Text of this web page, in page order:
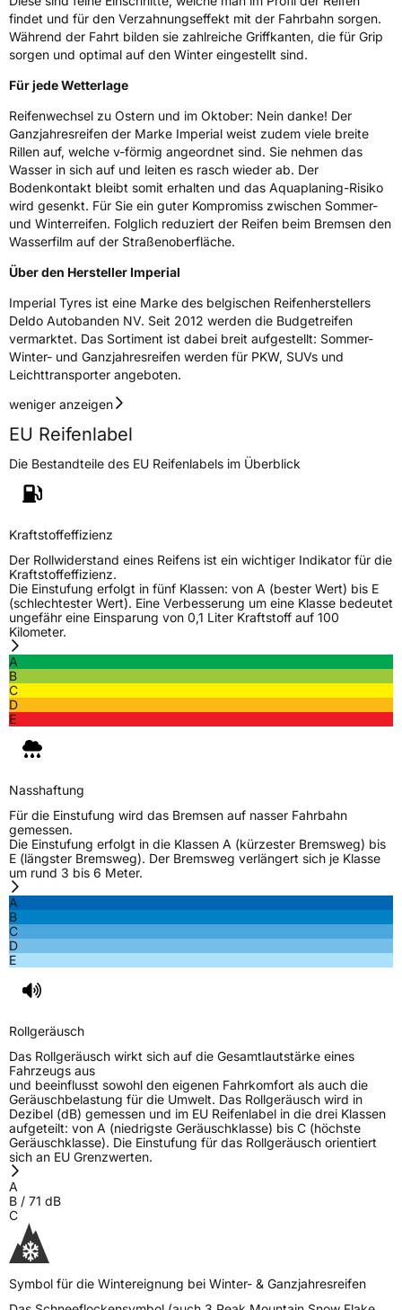
FahrzeugklasseC1
3PMSF / Schneeflockensymbol / Alpine-SymbolJa
EPREL ID508904
Allgemeine Produktsicherheit (GPSR)
HerstellerkontaktDeldo Autobanden NV, Essensteenweg 113
2930 Brasschaat, compliance@deldo.com
findet und für den Verzahnungseffekt mit der Fahrbahn sorgen.
Während der Fahrt bilden sie zahlreiche Griffkanten, die für Grip
sorgen und optimal auf den Winter eingestellt sind.
Für jede Wetterlage
Reifenwechsel zu Ostern und im Oktober: Nein danke! Der
Ganzjahresreifen der Marke Imperial weist zudem viele breite
Rillen auf, welche v-förmig angeordnet sind. Sie nehmen das
Wasser in sich auf und leiten es rasch wieder ab. Der
Bodenkontakt bleibt somit erhalten und das Aquaplaning-Risiko
wird gesenkt. Für Sie ein guter Kompromiss zwischen Sommer-
und Winterreifen. Folglich reduziert der Reifen beim Bremsen den
Wasserfilm auf der Straßenoberfläche.
Über den Hersteller Imperial
Imperial Tyres ist eine Marke des belgischen Reifenherstellers
Deldo Autobanden NV. Seit 2012 werden die Budgetreifen
vermarktet. Das Sortiment ist dabei breit aufgestellt: Sommer-
Winter- und Ganzjahresreifen werden für PKW, SUVs und
Leichttransporter angeboten.
weniger anzeigen
EU Reifenlabel
Die Bestandteile des EU Reifenlabels im Überblick
Kraftstoffeffizienz
Der Rollwiderstand eines Reifens ist ein wichtiger Indikator für die
Kraftstoffeffizienz.
Die Einstufung erfolgt in fünf Klassen: von A (bester Wert) bis E
(schlechtester Wert). Eine Verbesserung um eine Klasse bedeutet
ungefähr eine Einsparung von 0,1 Liter Kraftstoff auf 100
Kilometer.
A
B
C
D
E
Nasshaftung
Für die Einstufung wird das Bremsen auf nasser Fahrbahn
gemessen.
Die Einstufung erfolgt in die Klassen A (kürzester Bremsweg) bis
E (längster Bremsweg). Der Bremsweg verlängert sich je Klasse
um rund 3 bis 6 Meter.
A
B
C
D
E
Rollgeräusch
Das Rollgeräusch wirkt sich auf die Gesamtlautstärke eines
Fahrzeugs aus
und beeinflusst sowohl den eigenen Fahrkomfort als auch die
Geräuschbelastung für die Umwelt. Das Rollgeräusch wird in
Dezibel (dB) gemessen und im EU Reifenlabel in die drei Klassen
aufgeteilt: von A (niedrigste Geräuschklasse) bis C (höchste
Geräuschklasse). Die Einstufung für das Rollgeräusch orientiert
sich an EU Grenzwerten.
A
B / 71 dB
C
Symbol für die Wintereignung bei Winter- & Ganzjahresreifen